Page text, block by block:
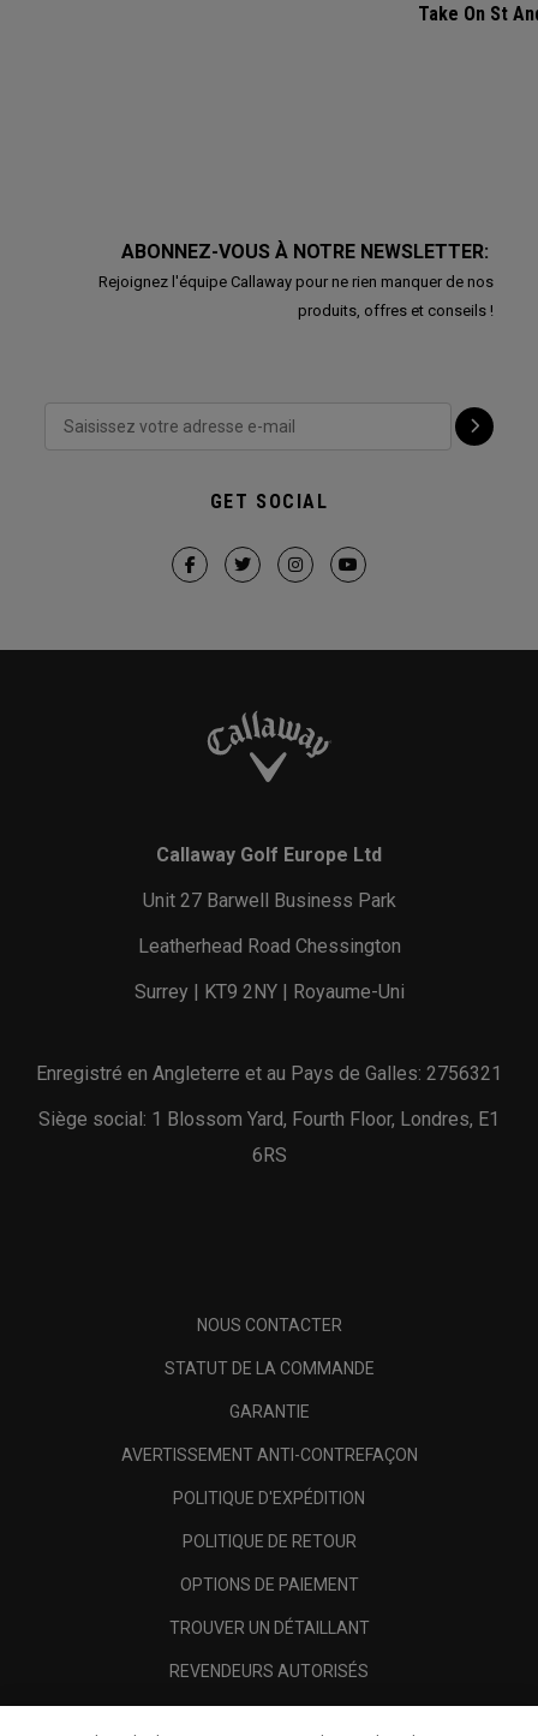
Take On St
ABONNEZ-VOUS À NOTRE NEWSLETTER:
Rejoignez l'équipe Callaway pour ne rien manquer de nos
produits, offres et conseils !
GET SOCIAL
Callaway Golf Europe Ltd
Unit 27 Barwell Business Park
Leatherhead Road Chessington
Surrey | KT9 2NY | Royaume-Uni
Enregistré en Angleterre et au Pays de Galles: 2756321
Siège social: 1 Blossom Yard, Fourth Floor, Londres, E1
6RS
NOUS CONTACTER
STATUT DE LA COMMANDE
GARANTIE
AVERTISSEMENT ANTI-CONTREFAÇON
POLITIQUE D'EXPÉDITION
POLITIQUE DE RETOUR
OPTIONS DE PAIEMENT
TROUVER UN DÉTAILLANT
REVENDEURS AUTORISÉS